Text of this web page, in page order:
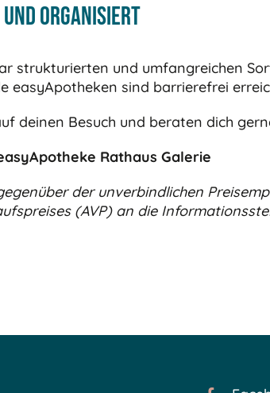
organisiert
strukturierten und umfangreichen
easyApotheken sind barrierefrei
deinen Besuch und beraten dich
Rathaus Galerie
der unverbindlichen
(AVP) an die